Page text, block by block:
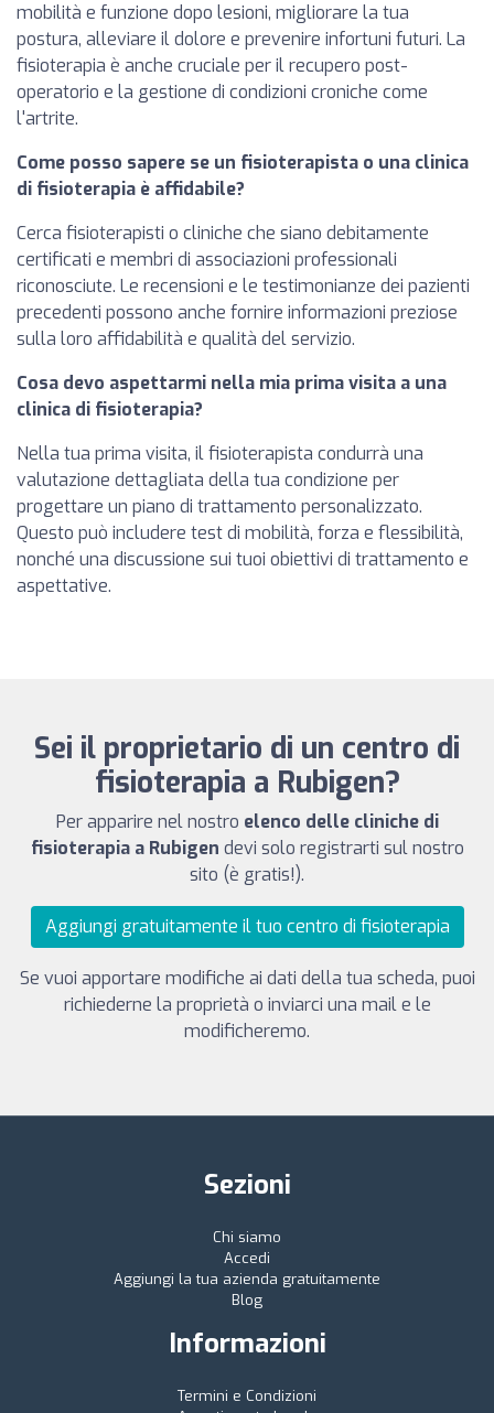
mobilità e funzione dopo lesioni, migliorare la tua
postura, alleviare il dolore e prevenire infortuni futuri. La
fisioterapia è anche cruciale per il recupero post-
operatorio e la gestione di condizioni croniche come
l'artrite.
Come posso sapere se un fisioterapista o una clinica
di fisioterapia è affidabile?
Cerca fisioterapisti o cliniche che siano debitamente
certificati e membri di associazioni professionali
riconosciute. Le recensioni e le testimonianze dei pazienti
precedenti possono anche fornire informazioni preziose
sulla loro affidabilità e qualità del servizio.
Cosa devo aspettarmi nella mia prima visita a una
clinica di fisioterapia?
Nella tua prima visita, il fisioterapista condurrà una
valutazione dettagliata della tua condizione per
progettare un piano di trattamento personalizzato.
Questo può includere test di mobilità, forza e flessibilità,
nonché una discussione sui tuoi obiettivi di trattamento e
aspettative.
Sei il proprietario di un centro di
fisioterapia a Rubigen?
Per apparire nel nostro elenco delle cliniche di
fisioterapia a Rubigen devi solo registrarti sul nostro
sito (è gratis!).
Aggiungi gratuitamente il tuo centro di fisioterapia
Se vuoi apportare modifiche ai dati della tua scheda, puoi
richiederne la proprietà o inviarci una mail e le
modificheremo.
Sezioni
Chi siamo
Accedi
Aggiungi la tua azienda gratuitamente
Blog
Informazioni
Termini e Condizioni